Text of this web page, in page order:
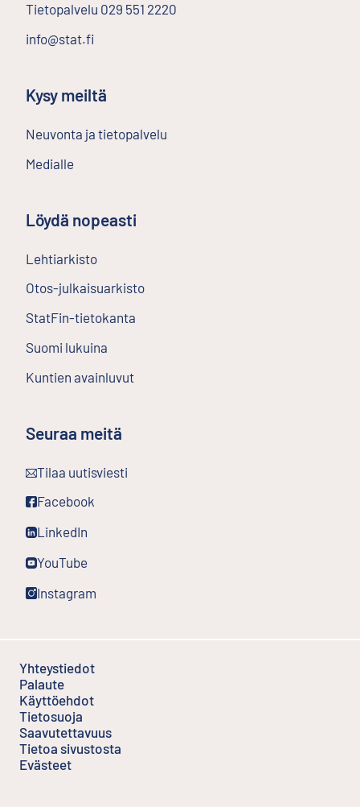
Tietopalvelu 029 551 2220
info@stat.fi
Kysy meiltä
Neuvonta ja tietopalvelu
Medialle
Löydä nopeasti
Lehtiarkisto
Otos-julkaisuarkisto
StatFin-tietokanta
Suomi lukuina
Kuntien avainluvut
Seuraa meitä
Tilaa uutisviesti
Ulkoinen linkki
Facebook
Ulkoinen linkki
LinkedIn
Ulkoinen linkki
YouTube
Ulkoinen linkki
Instagram
Ulkoinen linkki
Yhteystiedot
Palaute
Käyttöehdot
Tietosuoja
Saavutettavuus
Tietoa sivustosta
Evästeet